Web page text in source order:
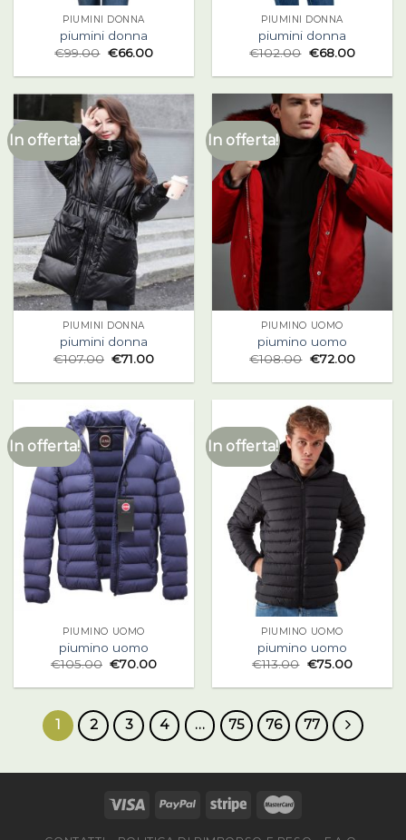
PIUMINI DONNA
piumini donna
€99.00 €66.00
PIUMINI DONNA
piumini donna
€102.00 €68.00
In offerta!
PIUMINI DONNA
piumini donna
€107.00 €71.00
In offerta!
PIUMINO UOMO
piumino uomo
€108.00 €72.00
In offerta!
PIUMINO UOMO
piumino uomo
€105.00 €70.00
In offerta!
PIUMINO UOMO
piumino uomo
€113.00 €75.00
1 2 3 4 … 75 76 77